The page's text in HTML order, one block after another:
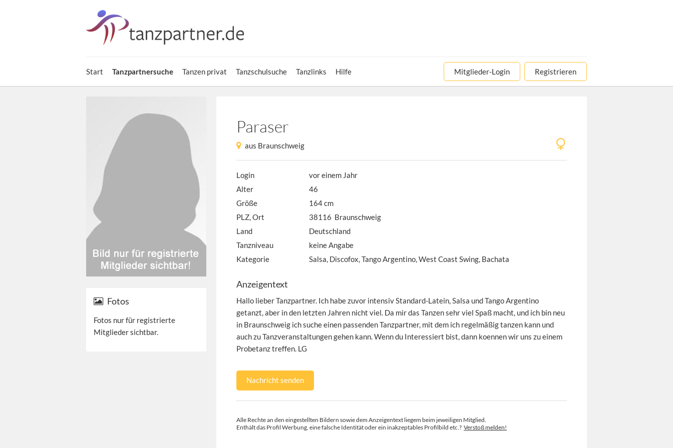
Start Tanzpartnersuche Tanzen privat Tanzschulsuche Tanzlinks Hilfe Mitglieder-Login Registrieren
Fotos
Fotos nur für registrierte
Mitglieder sichtbar.
Paraser
aus Braunschweig
Login
vor einem Jahr
Alter
46
Größe
164 cm
PLZ, Ort
38116 Braunschweig
Land
Deutschland
Tanzniveau
keine Angabe
Kategorie
Salsa, Discofox, Tango Argentino, West Coast Swing, Bachata
Anzeigentext
Hallo lieber Tanzpartner. Ich habe zuvor intensiv Standard-Latein, Salsa und Tango Argentino
getanzt, aber in den letzten Jahren nicht viel. Da mir das Tanzen sehr viel Spaß macht, und ich bin neu
in Braunschweig ich suche einen passenden Tanzpartner, mit dem ich regelmäßig tanzen kann und
auch zu Tanzveranstaltungen gehen kann. Wenn du Interessiert bist, dann koennen wir uns zu einem
Probetanz treffen. LG
Nachricht senden
Alle Rechte an den eingestellten Bildern sowie dem Anzeigentext liegem beim jeweiligen Mitglied.
Enthält das Profil Werbung, eine falsche Identität oder ein inakzeptables Profilbild etc.? Verstoß melden!